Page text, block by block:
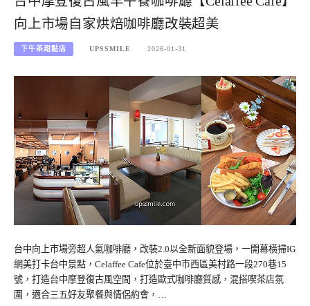
向上市場自家烘焙咖啡廳改裝超美
下午茶甜點店 UPSSMILE 2026-01-31
台中向上市場旁超人氣咖啡廳，改裝2.0以全新面貌登場，一開幕橫掃IG
網美打卡台中景點，Celaffee Cafe位於臺中市西區美村路一段270巷15
號，打造台中摩登復古風空間，打造歐式咖啡廳質感，混搭喫茶店氛
圍，適合三五好友聚餐與情侶約會，…